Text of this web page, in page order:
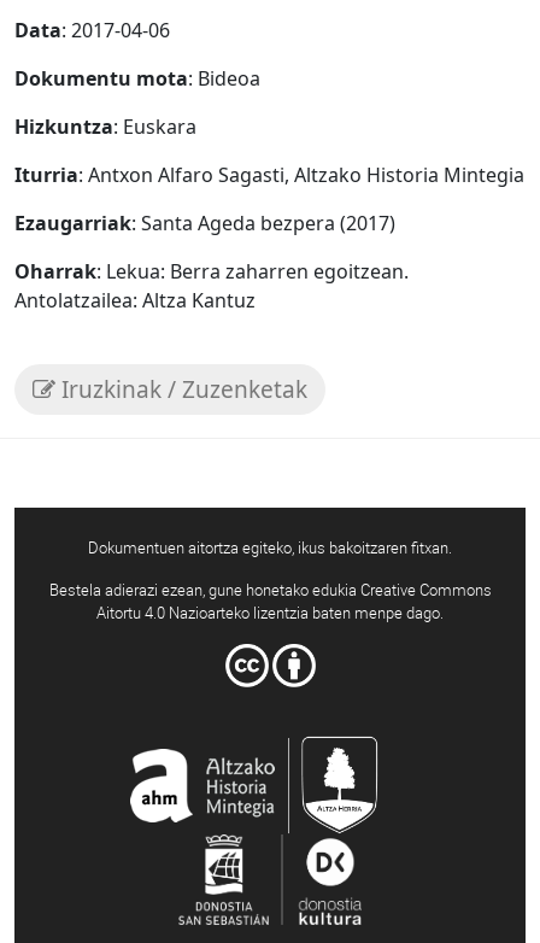
Data: 2017-04-06
Dokumentu mota: Bideoa
Hizkuntza: Euskara
Iturria: Antxon Alfaro Sagasti, Altzako Historia Mintegia
Ezaugarriak: Santa Ageda bezpera (2017)
Oharrak: Lekua: Berra zaharren egoitzean.
Antolatzailea: Altza Kantuz
Iruzkinak / Zuzenketak
Dokumentuen aitortza egiteko, ikus bakoitzaren fitxan.
Bestela adierazi ezean, gune honetako edukia Creative Commons
Aitortu 4.0 Nazioarteko lizentzia baten menpe dago.